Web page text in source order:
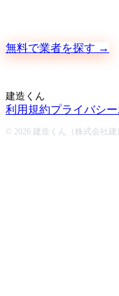
無料で業者を探す →
建造くん
利用規約プライバシ
© 2026 建造くん（株式会社建